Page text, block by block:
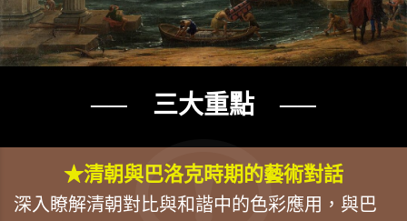
── 三大重點 ──
★清朝與巴洛克時期的藝術對話
深入瞭解清朝對比與和諧中的色彩應用，與巴